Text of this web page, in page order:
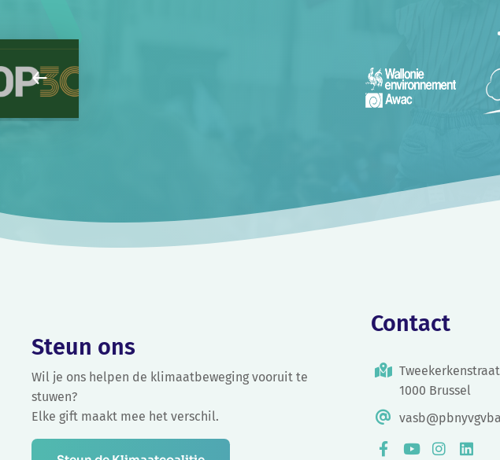
Steun ons
Wil je ons helpen de klimaatbeweging vooruit te
stuwen?
Elke gift maakt mee het verschil.
Contact
1000 Brussel